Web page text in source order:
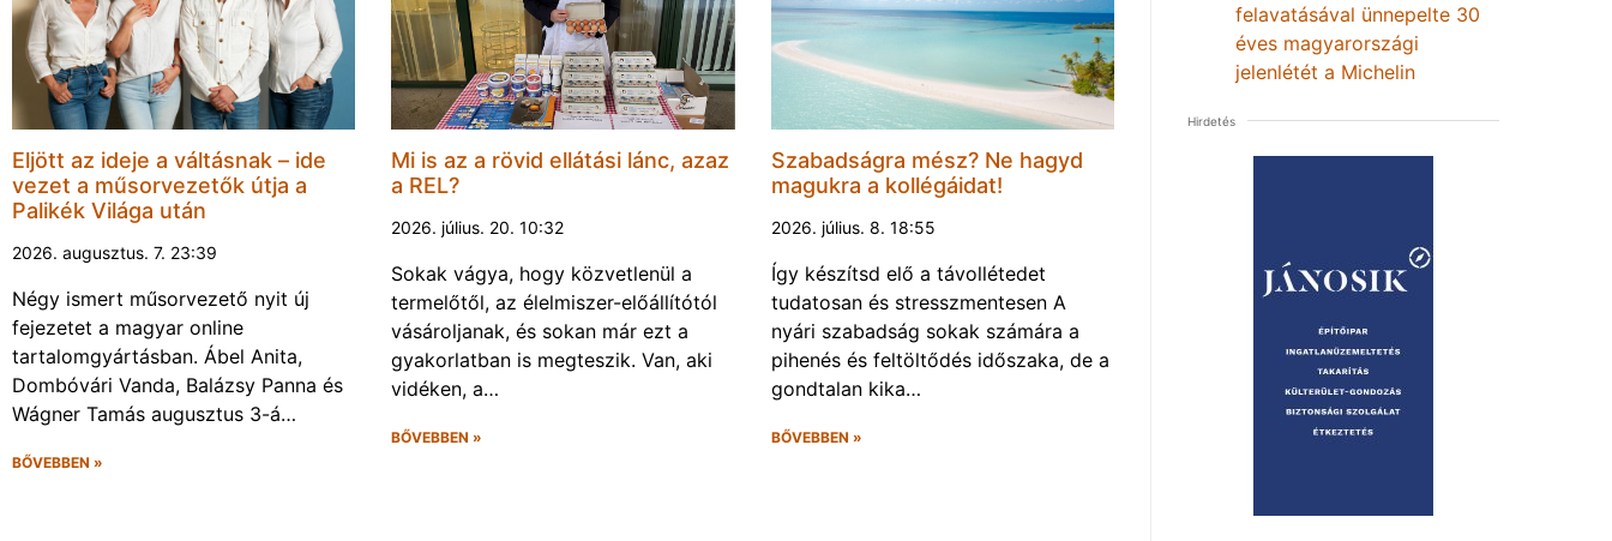
Eljött az ideje a váltásnak – ide
vezet a műsorvezetők útja a
Palikék Világa után
2026. augusztus. 7. 23:39
Négy ismert műsorvezető nyit új
fejezetet a magyar online
tartalomgyártásban. Ábel Anita,
Dombóvári Vanda, Balázsy Panna és
Wágner Tamás augusztus 3-á…
BŐVEBBEN »
Mi is az a rövid ellátási lánc, azaz
a REL?
2026. július. 20. 10:32
Sokak vágya, hogy közvetlenül a
termelőtől, az élelmiszer-előállítótól
vásároljanak, és sokan már ezt a
gyakorlatban is megteszik. Van, aki
vidéken, a…
BŐVEBBEN »
Szabadságra mész? Ne hagyd
magukra a kollégáidat!
2026. július. 8. 18:55
Így készítsd elő a távollétedet
tudatosan és stresszmentesen A
nyári szabadság sokak számára a
pihenés és feltöltődés időszaka, de a
gondtalan kika…
BŐVEBBEN »
felavatásával ünnepelte 30
éves magyarországi
jelenlétét a Michelin
Hirdetés